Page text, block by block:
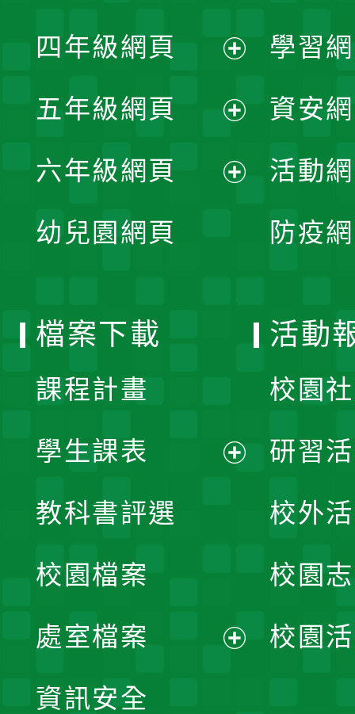
單
選
單
開
選
單
四年級網頁
開
選
五年級網頁
開
六年級網頁
幼兒園網頁
學習
資安
活動
防疫
檔案下載
課程計畫
學生課表
單
教科書評選
校園檔案
處室檔案
資訊安全
活動
校園
研習
校外
校園
校園